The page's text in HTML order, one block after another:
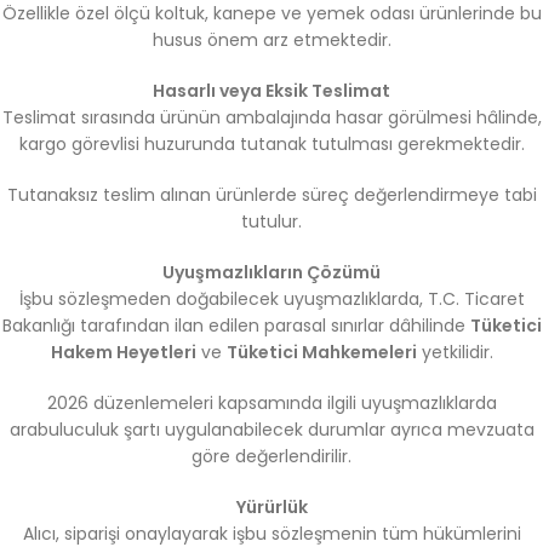
Özellikle özel ölçü koltuk, kanepe ve yemek odası ürünlerinde bu
husus önem arz etmektedir.
Hasarlı veya Eksik Teslimat
Teslimat sırasında ürünün ambalajında hasar görülmesi hâlinde,
kargo görevlisi huzurunda tutanak tutulması gerekmektedir.
Tutanaksız teslim alınan ürünlerde süreç değerlendirmeye tabi
tutulur.
Uyuşmazlıkların Çözümü
İşbu sözleşmeden doğabilecek uyuşmazlıklarda, T.C. Ticaret
Bakanlığı tarafından ilan edilen parasal sınırlar dâhilinde Tüketici
Hakem Heyetleri ve Tüketici Mahkemeleri yetkilidir.
2026 düzenlemeleri kapsamında ilgili uyuşmazlıklarda
arabuluculuk şartı uygulanabilecek durumlar ayrıca mevzuata
göre değerlendirilir.
Yürürlük
Alıcı, siparişi onaylayarak işbu sözleşmenin tüm hükümlerini